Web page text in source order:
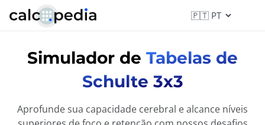
Simulador de Tabelas de
Schulte 3x3
Aprofunde sua capacidade cerebral e alcance níveis